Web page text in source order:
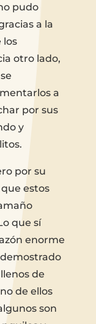
pudo
a la
los
otro lado,
a
por sus
y
por su
estos
que sí
enorme
de
de ellos
son